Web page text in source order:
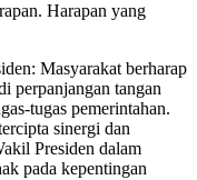
Harapan yang
Masyarakat berharap
perpanjangan tangan
tugas pemerintahan.
sinergi dan
Presiden dalam
pada kepentingan